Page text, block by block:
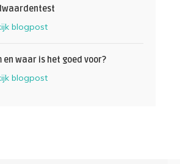
blogpost
en waar is het goed voor?
blogpost